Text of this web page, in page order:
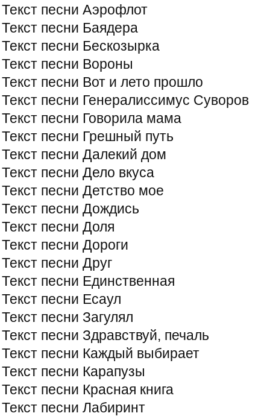
Текст песни Аэрофлот
Текст песни Баядера
Текст песни Бескозырка
Текст песни Вороны
Текст песни Вот и лето прошло
Текст песни Генералиссимус Суворов
Текст песни Говорила мама
Текст песни Грешный путь
Текст песни Далекий дом
Текст песни Дело вкуса
Текст песни Детство мое
Текст песни Дождись
Текст песни Доля
Текст песни Дороги
Текст песни Друг
Текст песни Единственная
Текст песни Есаул
Текст песни Загулял
Текст песни Здравствуй, печаль
Текст песни Каждый выбирает
Текст песни Карапузы
Текст песни Красная книга
Текст песни Лабиринт